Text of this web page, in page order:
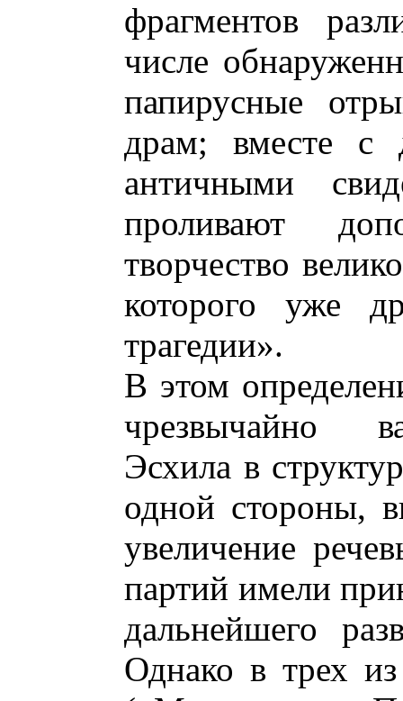
фрагментов
числе
папирусные
драм; вместе с
античными
проливают
творчество
которого уже
трагедии».
В этом
чрезвычайно
Эсхила в
одной стороны,
увеличение
партий имели
дальнейшего
Однако в трех